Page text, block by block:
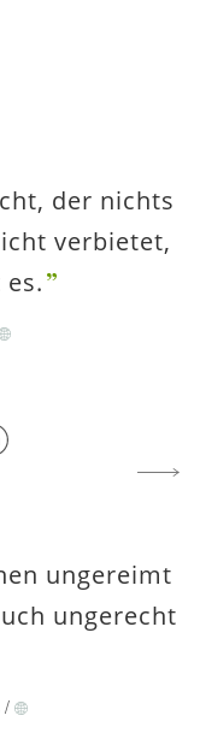
der nichts
verbietet,
ungereimt
ungerecht
/